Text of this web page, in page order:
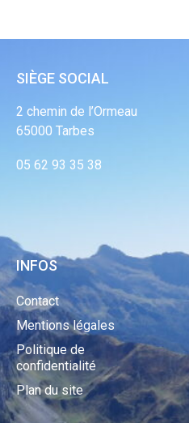
SIÈGE SOCIAL
2 chemin de l’Ormeau
65000 Tarbes
05 62 93 35 38
INFOS
Contact
Mentions légales
Politique de
confidentialité
Plan du site